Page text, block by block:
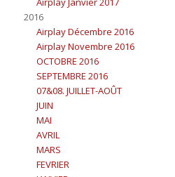
2016
Airplay Décembre 2016
Airplay Novembre 2016
OCTOBRE 2016
SEPTEMBRE 2016
07&08. JUILLET-AOÛT
JUIN
MAI
AVRIL
MARS
FEVRIER